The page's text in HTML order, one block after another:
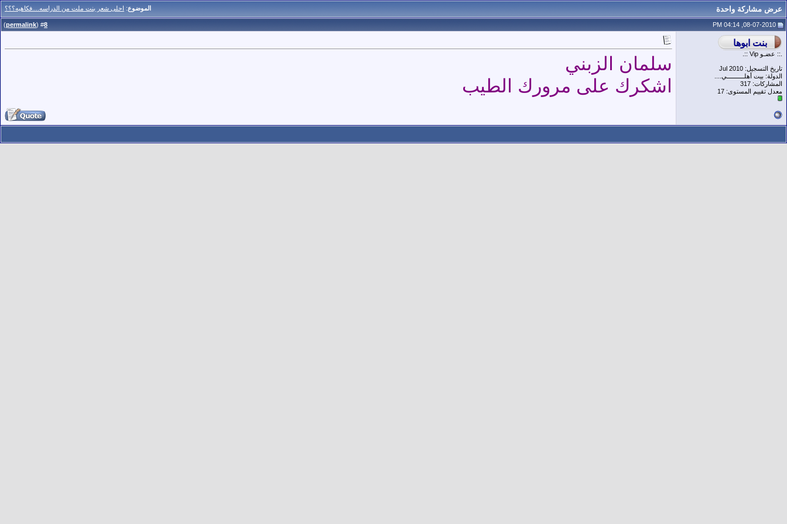
الموضوع: احلى شعر بنت ملت من الدراسه....فكاهيه؟؟؟ عرض مشاركة واحدة
8
(
permalink
)
.:: عضـو Vip ::.
تاريخ التسجيل: Jul 2010
الدولة: بيت أهلــــــــــي....
المشاركات: 317
معدل تقييم المستوى: 17
سلمان الزبني
اشكرك على مرورك الطيب